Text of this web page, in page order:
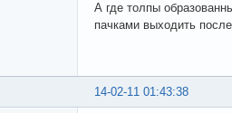
А где толпы
пачками выходить
14-02-11 01:43:38